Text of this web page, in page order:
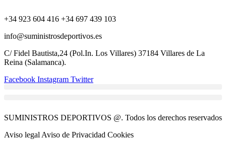
+34 923 604 416 +34 697 439 103
info@suministrosdeportivos.es
C/ Fidel Bautista,24 (Pol.In. Los Villares) 37184 Villares de La
Reina (Salamanca).
Facebook Instagram Twitter
SUMINISTROS DEPORTIVOS @. Todos los derechos reservados
Aviso legal Aviso de Privacidad Cookies